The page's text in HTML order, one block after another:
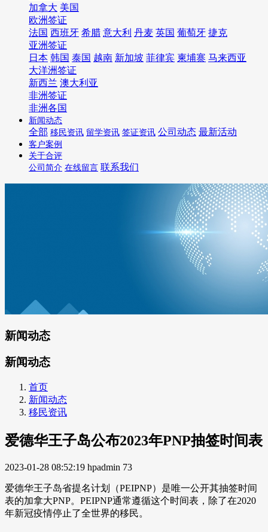
加拿大 美国
欧洲签证
法国 西班牙 希腊 意大利 丹麦 英国 葡萄牙 捷克
亚洲签证
日本 韩国 泰国 越南 新加坡 菲律宾 柬埔寨 马来西亚
大洋洲签证
新西兰 澳大利亚
非洲签证
非洲各国
新闻动态
全部 移民资讯 留学资讯 签证资讯 公司动态 最新活动
客户案例
关于合评
公司简介 在线留言 联系我们
新闻动态
新闻动态
首页
新闻动态
移民资讯
爱德华王子岛公布2023年PNP抽签时间表
2023-01-28 08:52:19 hpadmin 73
爱德华王子岛省提名计划（PEIPNP）是唯一公开其抽签时间
表的加拿大PNP。PEIPNP通常遵循这个时间表，除了在2020
年新冠疫情停止了全世界的移民。